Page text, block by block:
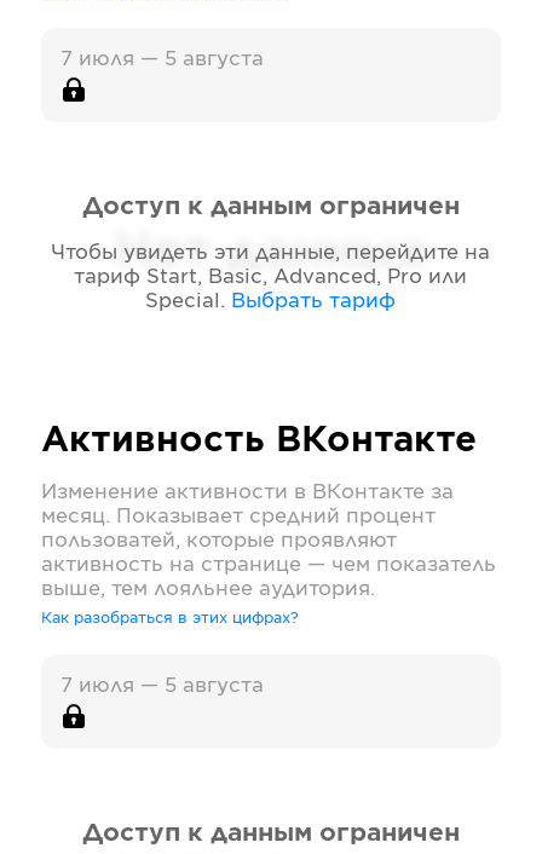
7 июля — 5 августа
Нет данных
Доступ к данным ограничен
Чтобы увидеть эти данные, перейдите на
тариф Start, Basic, Advanced, Pro или
Special . Выбрать тариф
Активность ВКонтакте
Изменение активности в ВКонтакте за
месяц. Показывает средний процент
пользоватей, которые проявляют
активность на странице — чем показатель
выше, тем лояльнее аудитория.
Как разобраться в этих цифрах?
7 июля — 5 августа
Доступ к данным ограничен